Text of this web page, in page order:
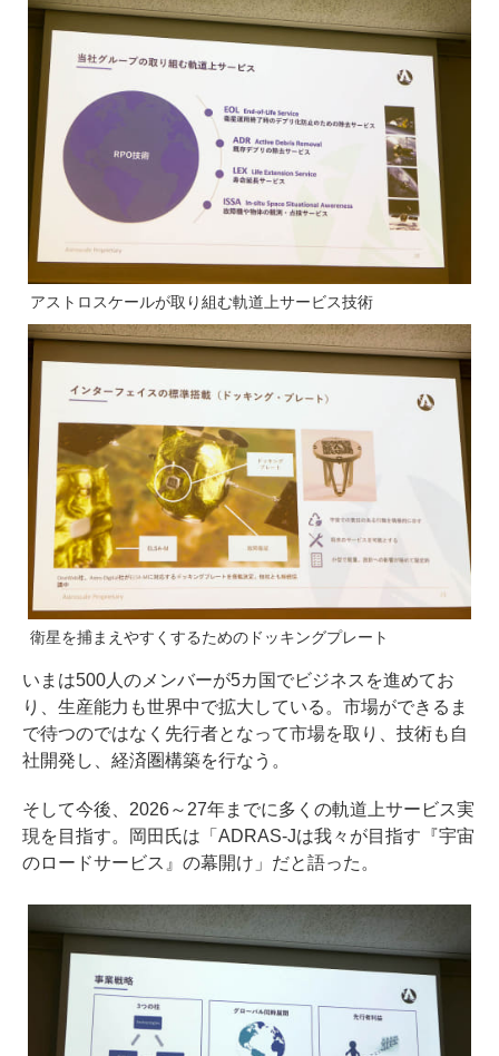
アストロスケールが取り組む軌道上サービス技術
衛星を捕まえやすくするためのドッキングプレート
いまは500人のメンバーが5カ国でビジネスを進めてお
り、生産能力も世界中で拡大している。市場ができるま
で待つのではなく先行者となって市場を取り、技術も自
社開発し、経済圏構築を行なう。
そして今後、2026～27年までに多くの軌道上サービス実
現を目指す。岡田氏は「ADRAS-Jは我々が目指す『宇宙
のロードサービス』の幕開け」だと語った。